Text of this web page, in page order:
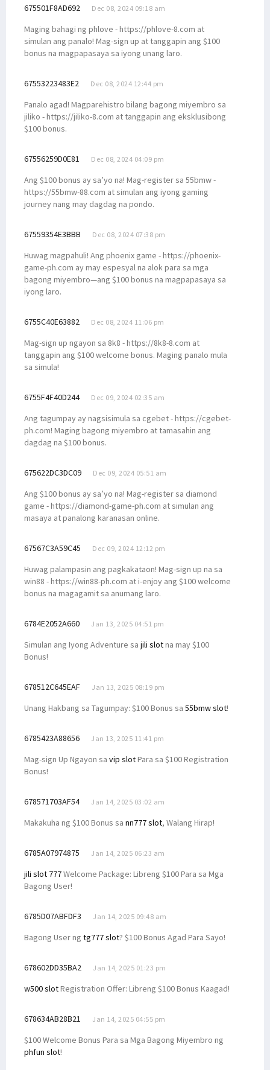
675501F8AD692 Dec 08, 2024 09:18 am
Maging bahagi ng phlove - https://phlove-8.com at
simulan ang panalo! Mag-sign up at tanggapin ang $100
bonus na magpapasaya sa iyong unang laro.
67553223483E2 Dec 08, 2024 12:44 pm
Panalo agad! Magparehistro bilang bagong miyembro sa
jiliko - https://jiliko-8.com at tanggapin ang eksklusibong
$100 bonus.
67556259D0E81 Dec 08, 2024 04:09 pm
Ang $100 bonus ay sa’yo na! Mag-register sa 55bmw -
https://55bmw-88.com at simulan ang iyong gaming
journey nang may dagdag na pondo.
67559354E3BBB Dec 08, 2024 07:38 pm
Huwag magpahuli! Ang phoenix game - https://phoenix-
game-ph.com ay may espesyal na alok para sa mga
bagong miyembro—ang $100 bonus na magpapasaya sa
iyong laro.
6755C40E63882 Dec 08, 2024 11:06 pm
Mag-sign up ngayon sa 8k8 - https://8k8-8.com at
tanggapin ang $100 welcome bonus. Maging panalo mula
sa simula!
6755F4F40D244 Dec 09, 2024 02:35 am
Ang tagumpay ay nagsisimula sa cgebet - https://cgebet-
ph.com! Maging bagong miyembro at tamasahin ang
dagdag na $100 bonus.
675622DC3DC09 Dec 09, 2024 05:51 am
Ang $100 bonus ay sa’yo na! Mag-register sa diamond
game - https://diamond-game-ph.com at simulan ang
masaya at panalong karanasan online.
67567C3A59C45 Dec 09, 2024 12:12 pm
Huwag palampasin ang pagkakataon! Mag-sign up na sa
win88 - https://win88-ph.com at i-enjoy ang $100 welcome
bonus na magagamit sa anumang laro.
6784E2052A660 Jan 13, 2025 04:51 pm
Simulan ang Iyong Adventure sa jili slotna may $100
Bonus!
678512C645EAF Jan 13, 2025 08:19 pm
Unang Hakbang sa Tagumpay: $100 Bonus sa 55bmw slot!
6785423A88656 Jan 13, 2025 11:41 pm
Mag-sign Up Ngayon sa vip slotPara sa $100 Registration
Bonus!
678571703AF54 Jan 14, 2025 03:02 am
Makakuha ng $100 Bonus sa nn777 slot, Walang Hirap!
6785A07974875 Jan 14, 2025 06:23 am
jili slot 777Welcome Package: Libreng $100 Para sa Mga
Bagong User!
6785D07ABFDF3 Jan 14, 2025 09:48 am
Bagong User ng tg777 slot? $100 Bonus Agad Para Sayo!
678602DD35BA2 Jan 14, 2025 01:23 pm
w500 slotRegistration Offer: Libreng $100 Bonus Kaagad!
678634AB28B21 Jan 14, 2025 04:55 pm
$100 Welcome Bonus Para sa Mga Bagong Miyembro ng
phfun slot!